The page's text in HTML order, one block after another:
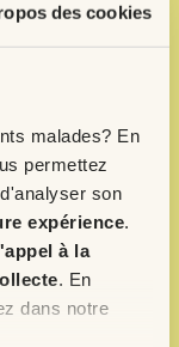
des cookies
malades? En
permettez
son
expérience
à la
. En
dans notre